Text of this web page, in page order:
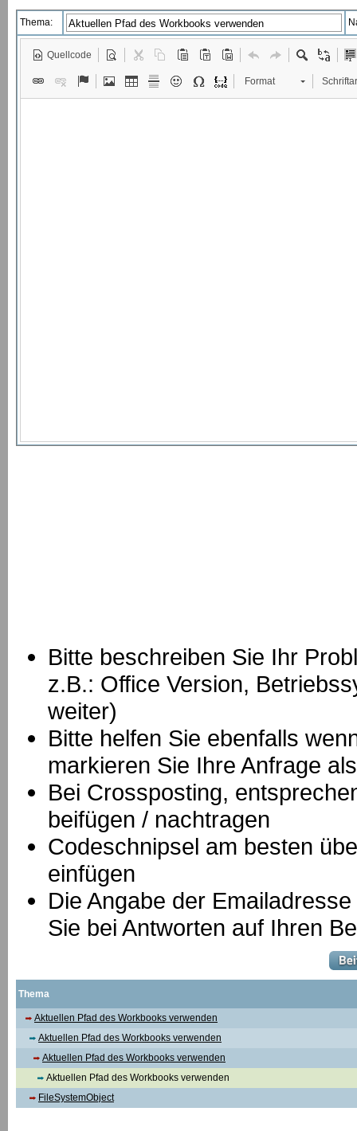
Thema:
Quellcode
Format
Bitte beschreiben Sie Ihr
z.B.: Office Version,
weiter)
Bitte helfen Sie ebenfalls
markieren Sie Ihre Anfrage
Bei Crossposting,
beifügen / nachtragen
Codeschnipsel am besten
einfügen
Die Angabe der
Sie bei Antworten auf Ihren
Thema
Aktuellen Pfad des Workbooks verwenden
Aktuellen Pfad des Workbooks verwenden
Aktuellen Pfad des Workbooks verwenden
Aktuellen Pfad des Workbooks verwenden
FileSystemObject